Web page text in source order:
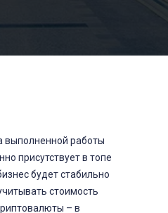
выполненной работы
присутствует в топе
будет стабильно
стоимость
– в